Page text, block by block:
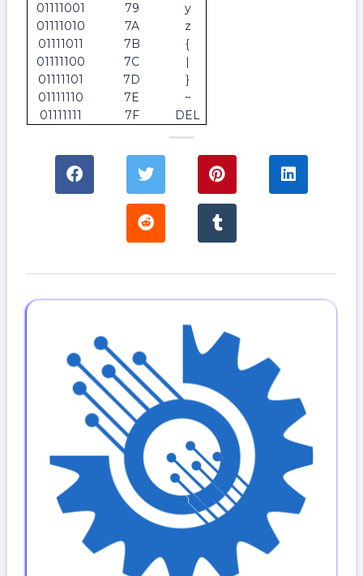
01111001
79
y
01111010
7A
z
01111011
7B
{
01111100
7C
|
01111101
7D
}
01111110
7E
~
01111111
7F DEL